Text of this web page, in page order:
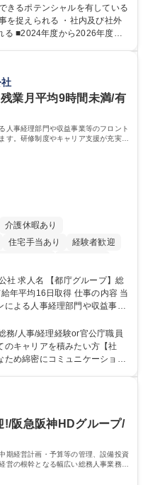
の適性及び将来のキャリアを
育成】OJTでの現場育成や研
きるポテンシャルを有している
を捉えられる ・社内及び社外
度ま
や気候変動による自然災害の
重要性が高まっています。
社会の実現に貢献してまいりま
： 資格：
業月平均9時間未満/有
人事経理部門や収益事業等のフロント
。研修制度やキャリア支援が充実し
介護休暇あり
住宅手当あり
経験者歓迎
補助あり
】総
日取得 仕事の内容 当
よる人事経理部門や収益事業
務をお任せいたします。研修
詳細 【業務詳細】■
運営に係る管理業務 ■収益部
口広場の「イベントコーナ
※入社後は上記いずれかの部門
【都庁グル
満／有給年平均16日取得
務/人事/経理経験or官公庁職員
キャリアを積みたい方【社
ため綿密にコミュニケーション
■様々なプロジェクト：駐車場
明を兼ねた広告「ブライトサ
生み出す活動を積極的に行って
!/阪急阪神HDグループ/
期経営計画・予算等の管理、設備投資
の根幹となる幅広い総務人事業務全